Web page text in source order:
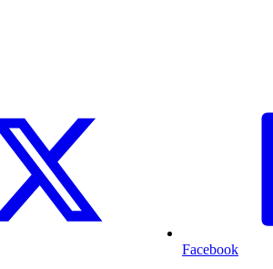
Facebook